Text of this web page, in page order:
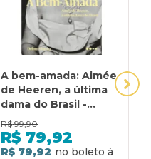
A bem-amada: Aimée
de Heeren, a última
dama do Brasil -
Finalista do Prêmio
Jabuti 2025
R$ 99,90
R$ 79,92
R$ 79,92